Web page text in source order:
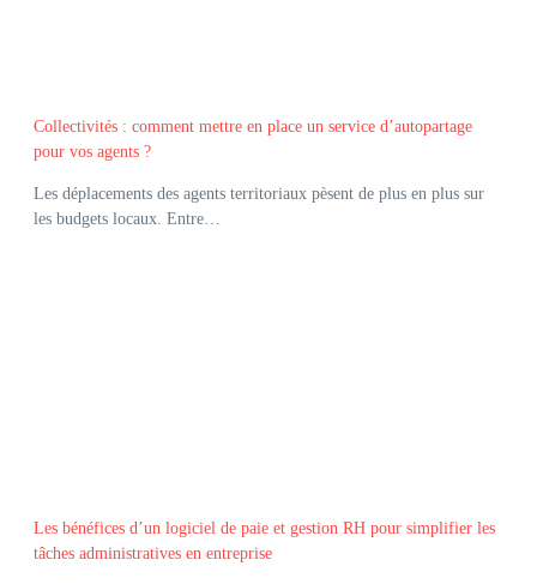
Collectivités : comment mettre en place un service d’autopartage
pour vos agents ?
Les déplacements des agents territoriaux pèsent de plus en plus sur
les budgets locaux. Entre…
Les bénéfices d’un logiciel de paie et gestion RH pour simplifier les
tâches administratives en entreprise